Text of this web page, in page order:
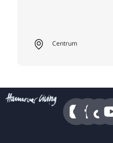
Centrum